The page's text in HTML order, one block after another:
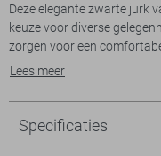
Deze elegante zwarte jurk
keuze voor diverse
zorgen voor een
wordt gesteld. Het
behouden. Gemaakt van
zowel comfort als
een dag op kantoor of een
Lees meer
Specificaties